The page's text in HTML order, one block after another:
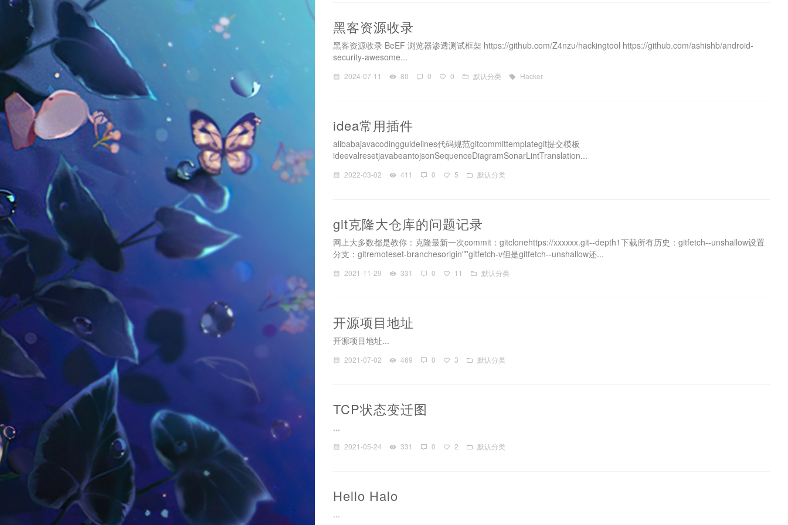
黑客资源收录
黑客资源收录 BeEF 浏览器渗透测试框架 https://github.com/Z4nzu/hackingtool https://github.com/ashishb/android-
security-awesome...
2024-07-11 80 0 0 默认分类 Hacker
idea常用插件
alibabajavacodingguidelines代码规范gitcommittemplategit提交模板
ideevalresetjavabeantojsonSequenceDiagramSonarLintTranslation...
2022-03-02 411 0 5 默认分类
git克隆大仓库的问题记录
网上大多数都是教你：克隆最新一次commit：gitclonehttps://xxxxxx.git--depth1下载所有历史：gitfetch--unshallow设置
分支：gitremoteset-branchesorigin'*'gitfetch-v但是gitfetch--unshallow还...
2021-11-29 331 0 11 默认分类
开源项目地址
开源项目地址...
2021-07-02 469 0 3 默认分类
TCP状态变迁图
...
2021-05-24 331 0 2 默认分类
Hello Halo
...